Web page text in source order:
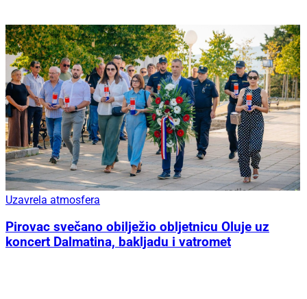
Uzavrela atmosfera
Pirovac svečano obilježio obljetnicu Oluje uz
koncert Dalmatina, bakljadu i vatromet